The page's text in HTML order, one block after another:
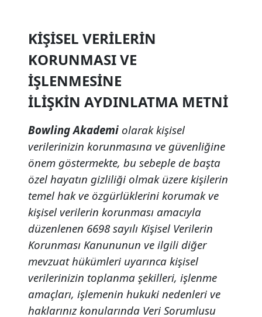
KİŞİSEL VERİLERİN
KORUNMASI VE
İŞLENMESİNE
İLİŞKİN AYDINLATMA METNİ
Bowling Akademi olarak kişisel
verilerinizin korunmasına ve güvenliğine
önem göstermekte, bu sebeple de başta
özel hayatın gizliliği olmak üzere kişilerin
temel hak ve özgürlüklerini korumak ve
kişisel verilerin korunması amacıyla
düzenlenen 6698 sayılı Kişisel Verilerin
Korunması Kanununun ve ilgili diğer
mevzuat hükümleri uyarınca kişisel
verilerinizin toplanma şekilleri, işlenme
amaçları, işlemenin hukuki nedenleri ve
haklarınız konularında Veri Sorumlusu